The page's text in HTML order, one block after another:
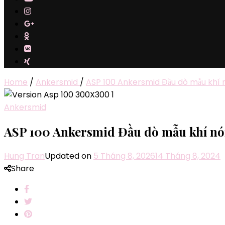
Home / Ankersmid / ASP 100 Ankersmid Đầu dò mẫu khí
Ankersmid
ASP 100 Ankersmid Đầu dò mẫu khí
Hung TranUpdated on 5 Tháng 8, 202614 Tháng 8, 2024
Share